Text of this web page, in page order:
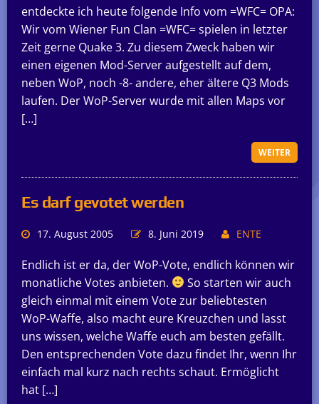
entdeckte ich heute folgende Info vom =WFC= OPA:
Wir vom Wiener Fun Clan =WFC= spielen in letzter
Zeit gerne Quake 3. Zu diesem Zweck haben wir
einen eigenen Mod-Server aufgestellt auf dem,
neben WoP, noch -8- andere, eher ältere Q3 Mods
laufen. Der WoP-Server wurde mit allen Maps vor
[…]
WEITER
Es darf gevotet werden
17. August 2005 8. Juni 2019 ENTE
Endlich ist er da, der WoP-Vote, endlich können wir
monatliche Votes anbieten.
So starten wir auch
gleich einmal mit einem Vote zur beliebtesten
WoP-Waffe, also macht eure Kreuzchen und lasst
uns wissen, welche Waffe euch am besten gefällt.
Den entsprechenden Vote dazu findet Ihr, wenn Ihr
einfach mal kurz nach rechts schaut. Ermöglicht
hat […]